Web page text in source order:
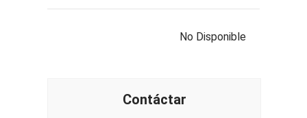
No Disponible
Contáctar